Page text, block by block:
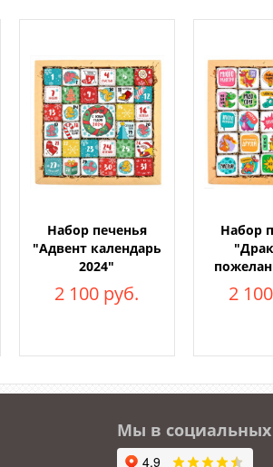
Набор печенья
"Адвент календарь
2024"
2 100 руб.
Набор
2
Мы в социальных